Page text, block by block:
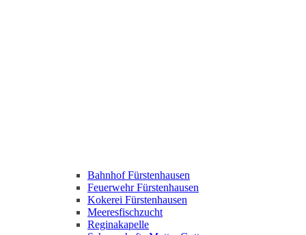
Bahnhof Fürstenhausen
Feuerwehr Fürstenhausen
Kokerei Fürstenhausen
Meeresfischzucht
Reginakapelle